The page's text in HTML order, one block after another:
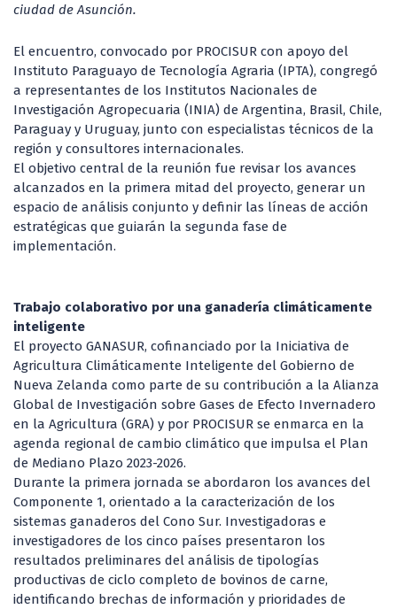
ciudad de Asunción.
El encuentro, convocado por PROCISUR con apoyo del
Instituto Paraguayo de Tecnología Agraria (IPTA), congregó
a representantes de los Institutos Nacionales de
Investigación Agropecuaria (INIA) de Argentina, Brasil, Chile,
Paraguay y Uruguay, junto con especialistas técnicos de la
región y consultores internacionales.
El objetivo central de la reunión fue revisar los avances
alcanzados en la primera mitad del proyecto, generar un
espacio de análisis conjunto y definir las líneas de acción
estratégicas que guiarán la segunda fase de
implementación.
Trabajo colaborativo por una ganadería climáticamente
inteligente
El proyecto GANASUR, cofinanciado por la Iniciativa de
Agricultura Climáticamente Inteligente del Gobierno de
Nueva Zelanda como parte de su contribución a la Alianza
Global de Investigación sobre Gases de Efecto Invernadero
en la Agricultura (GRA) y por PROCISUR se enmarca en la
agenda regional de cambio climático que impulsa el Plan
de Mediano Plazo 2023-2026.
Durante la primera jornada se abordaron los avances del
Componente 1, orientado a la caracterización de los
sistemas ganaderos del Cono Sur. Investigadoras e
investigadores de los cinco países presentaron los
resultados preliminares del análisis de tipologías
productivas de ciclo completo de bovinos de carne,
identificando brechas de información y prioridades de